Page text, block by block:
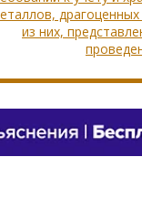
из них,